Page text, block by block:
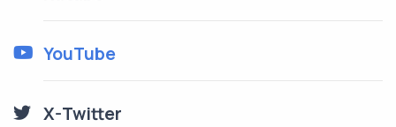
YouTube
X-Twitter